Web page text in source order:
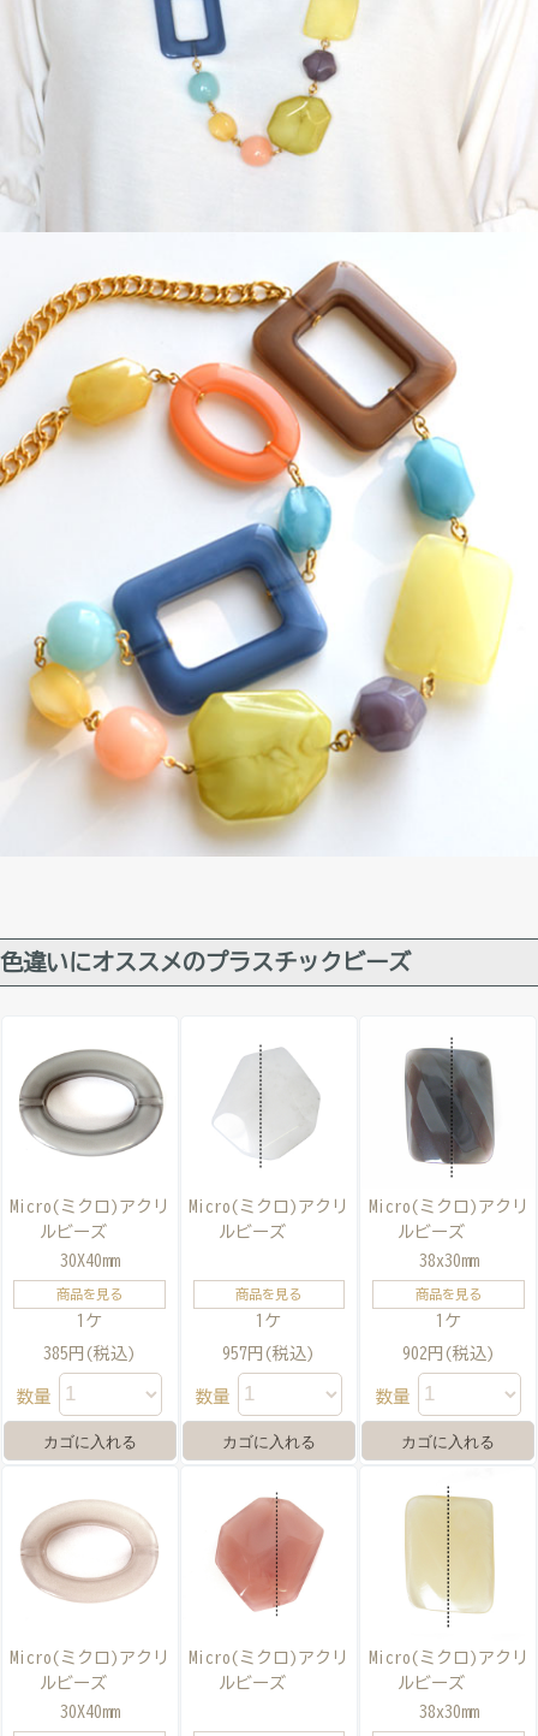
色違いにオススメのプラスチックビーズ
Micro(ミクロ)アクリ
ルビーズ
30X40mm
商品を見る
1ケ
385円(税込)
数量
Micro(ミクロ)アクリ
ルビーズ
商品を見る
1ケ
957円(税込)
数量
Micro(ミクロ)アクリ
ルビーズ
38x30mm
商品を見る
1ケ
902円(税込)
数量
Micro(ミクロ)アクリ
ルビーズ
30X40mm
Micro(ミクロ)アクリ
ルビーズ
Micro(ミクロ)アクリ
ルビーズ
38x30mm